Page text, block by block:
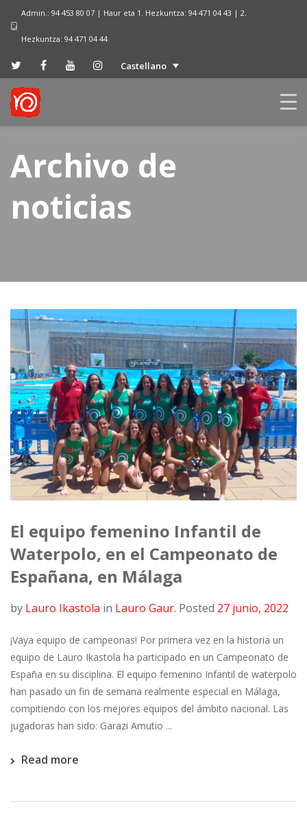
Admin.: 94 453 80 07 | Haur eta 1. Hezkuntza: 94 471 04 43 | 2.
Hezkuntza: 94 471 04 44
Castellano
Archivo de
noticias
El equipo femenino Infantil de
Waterpolo, en el Campeonato de
Españana, en Málaga
by Lauro Ikastola in Lauro Gaur. Posted 27 junio, 2022
¡Vaya equipo de campeonas! Por primera vez en la historia un
equipo de Lauro Ikastola ha participado en un Campeonato de
España en su disciplina. El equipo femenino Infantil de waterpolo
han pasado un fin de semana realmente especial en Málaga,
compitiendo con los mejores equipos del ámbito nacional. Las
jugadoras han sido: Garazi Amutio ...
Read more